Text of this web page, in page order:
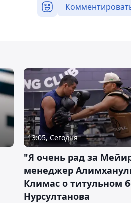
13:05, Сегодня
"Я очень рад за
менеджер
Климас о титульном
Нурсултанова